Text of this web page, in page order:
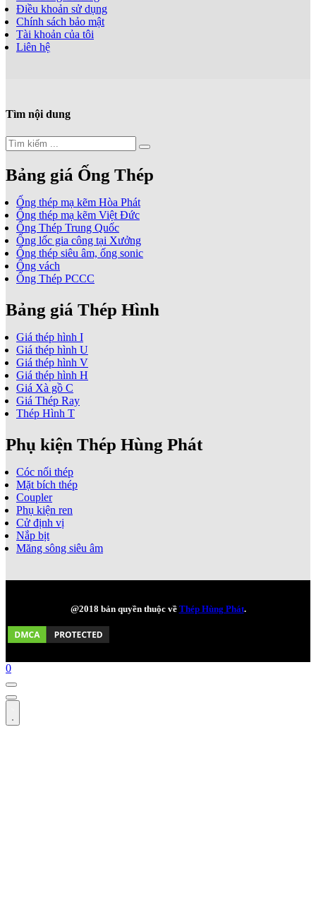
Điều khoản sử dụng
Chính sách bảo mật
Tài khoản của tôi
Liên hệ
Tìm nội dung
Bảng giá Ống Thép
Ống thép mạ kẽm Hòa Phát
Ống thép mạ kẽm Việt Đức
Ống Thép Trung Quốc
Ống lốc gia công tại Xưởng
Ống thép siêu âm, ống sonic
Ống vách
Ống Thép PCCC
Bảng giá Thép Hình
Giá thép hình I
Giá thép hình U
Giá thép hình V
Giá thép hình H
Giá Xà gồ C
Giá Thép Ray
Thép Hình T
Phụ kiện Thép Hùng Phát
Cóc nối thép
Mặt bích thép
Coupler
Phụ kiện ren
Cử định vị
Nắp bịt
Măng sông siêu âm
@2018 bản quyền thuộc về Thép Hùng Phát.
0